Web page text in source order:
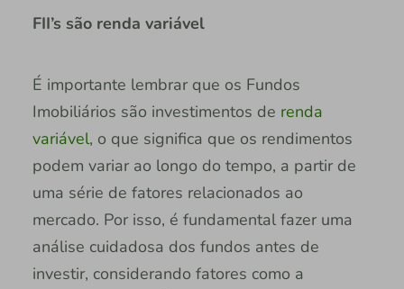
FII’s são renda variável
É importante lembrar que os Fundos
Imobiliários são investimentos de renda
variável, o que significa que os rendimentos
podem variar ao longo do tempo, a partir de
uma série de fatores relacionados ao
mercado. Por isso, é fundamental fazer uma
análise cuidadosa dos fundos antes de
investir, considerando fatores como a